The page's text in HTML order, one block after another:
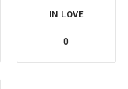
IN LOVE
0